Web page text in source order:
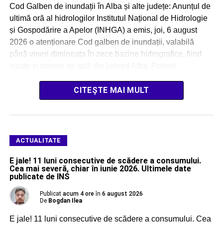
Cod Galben de inundații în Alba și alte județe: Anunțul de
ultimă oră al hidrologilor Institutul Național de Hidrologie
și Gospodărire a Apelor (INHGA) a emis, joi, 6 august
2026 o atenționare Cod galben de inundații, valabilă
până vineri dimineața în zece bazine hidrografice, fiind
CITEȘTE MAI MULT
ACTUALITATE
E jale! 11 luni consecutive de scădere a consumului.
Cea mai severă, chiar în iunie 2026. Ultimele date
publicate de INS
Publicat acum 4 ore în 6 august 2026
De Bogdan Ilea
E jale! 11 luni consecutive de scădere a consumului. Cea